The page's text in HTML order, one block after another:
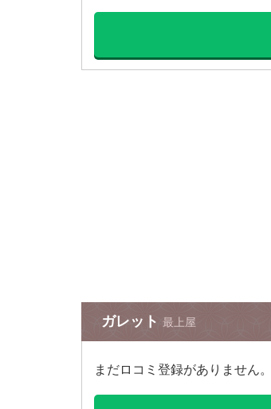
ガレット 最上屋
まだロコミ登録がありません。